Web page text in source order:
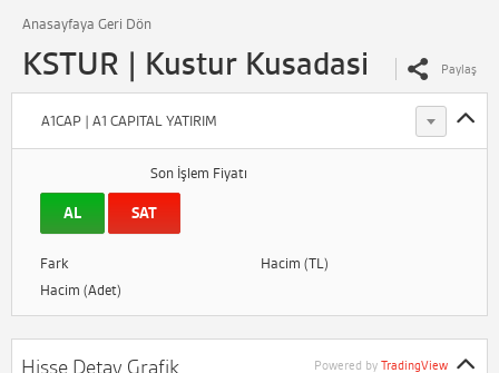
Anasayfaya Geri Dön
KSTUR | Kustur Kusadasi Paylaş
A1CAP | A1 CAPITAL YATIRIM
Son İşlem Fiyatı
AL SAT
Fark
Hacim (TL)
Hacim (Adet)
Hisse Detay Grafik Powered by TradingView